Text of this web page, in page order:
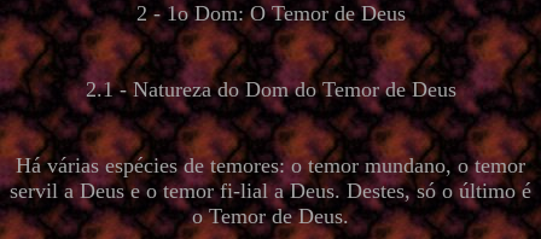
2 - 1o Dom: O Temor de Deus
2.1 - Natureza do Dom do Temor de Deus
Há várias espécies de temores: o temor mundano, o temor
servil a Deus e o temor fi-lial a Deus. Destes, só o último é
o Temor de Deus.